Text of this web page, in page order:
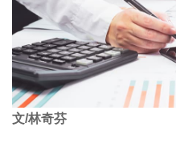
文/林奇芬